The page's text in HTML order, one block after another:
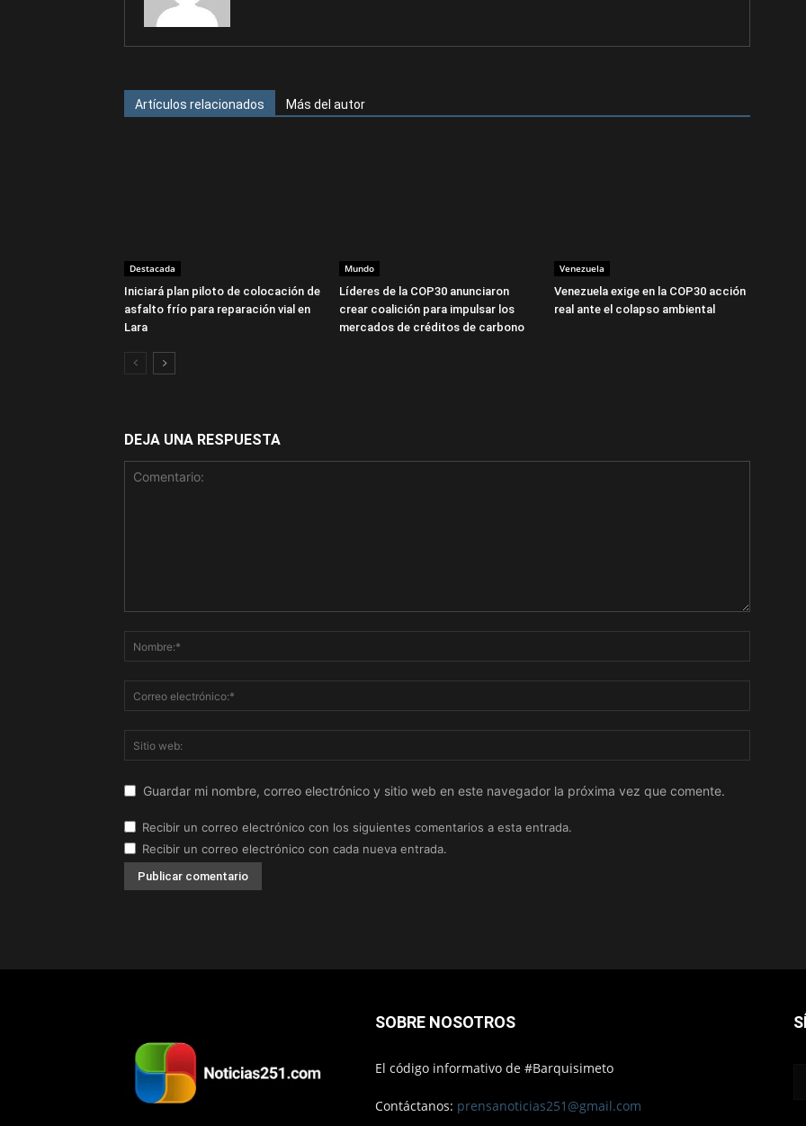
Artículos relacionados Más del autor
Destacada
Iniciará plan piloto de colocación de
asfalto frío para reparación vial en
Lara
Mundo
Líderes de la COP30 anunciaron
crear coalición para impulsar los
mercados de créditos de carbono
Venezuela
Venezuela exige en la COP30 acción
real ante el colapso ambiental
DEJA UNA RESPUESTA
Guardar mi nombre, correo electrónico y sitio web en este navegador la próxima vez que comente.
Recibir un correo electrónico con los siguientes comentarios a esta entrada.
Recibir un correo electrónico con cada nueva entrada.
SOBRE NOSOTROS
El código informativo de #Barquisimeto
Contáctanos: prensanoticias251@gmail.com